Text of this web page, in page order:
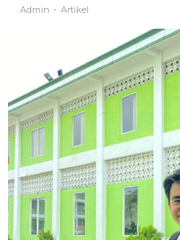
Admin - Artikel